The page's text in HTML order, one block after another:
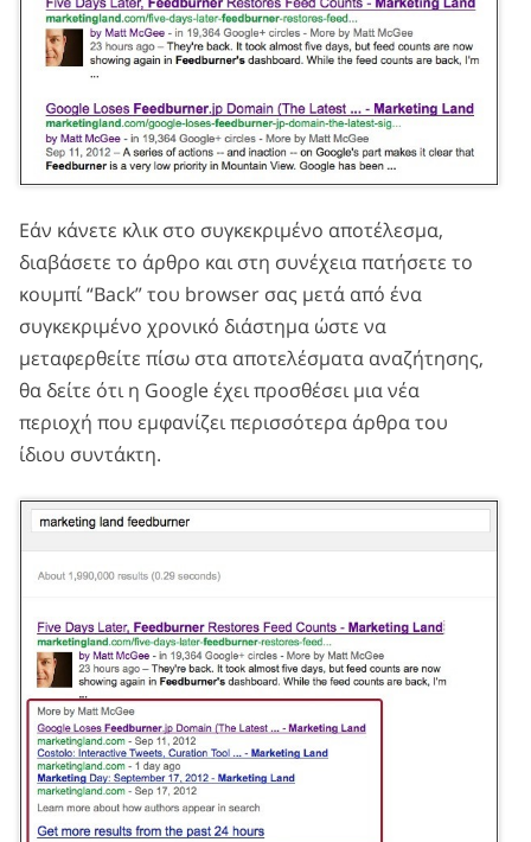
Εάν κάνετε κλικ στο συγκεκριμένο αποτέλεσμα,
διαβάσετε το άρθρο και στη συνέχεια πατήσετε το
κουμπί “Back” του browser σας μετά από ένα
συγκεκριμένο χρονικό διάστημα ώστε να
μεταφερθείτε πίσω στα αποτελέσματα αναζήτησης,
θα δείτε ότι η Google έχει προσθέσει μια νέα
περιοχή που εμφανίζει περισσότερα άρθρα του
ίδιου συντάκτη.